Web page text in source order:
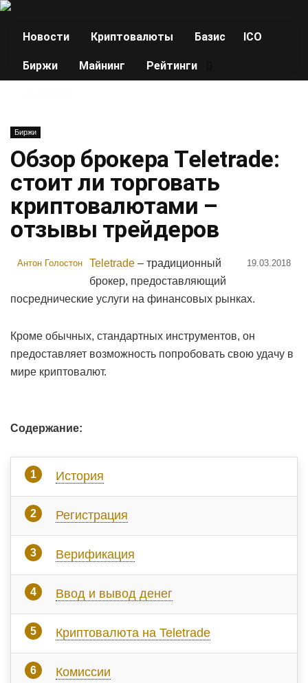
Новости Криптовалюты Базис ICO
Биржи Майнинг Рейтинги
Биржи
Обзор брокера Teletrade:
стоит ли торговать
криптовалютами –
отзывы трейдеров
Антон Голостон 19.03.2018
Teletrade – традиционный
брокер, предоставляющий
посреднические услуги на финансовых рынках.
Кроме обычных, стандартных инструментов, он
предоставляет возможность попробовать свою удачу в
мире криптовалют.
Содержание:
История
Регистрация
Верификация
Ввод и вывод денег
Криптовалюта на Teletrade
Комиссии